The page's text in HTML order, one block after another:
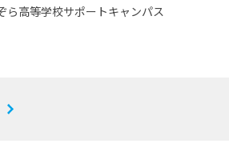
ら高等学校サポートキャンパス